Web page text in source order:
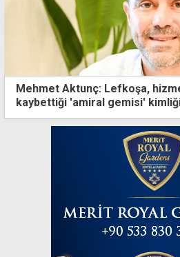
Mehmet Aktunç: Lefkoşa,
kaybettiği 'amiral gemisi'